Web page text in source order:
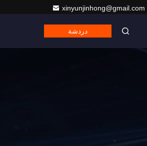
xinyunjinhong@gmail.com
دردشة